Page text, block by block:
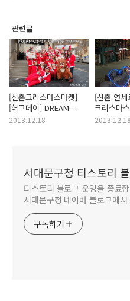
관련글
[신촌크리스마스마켓]
[허그데이] DREAM
산타와 함께하는
2013.12.18
[신촌 연세
크리스마
열리는 신
2013.12.18
서대문구청 티스토리
티스토리 블로그 운영을 종료
서대문구청 네이버 블로그에서
구독하기